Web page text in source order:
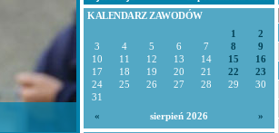
KALENDARZ ZAWODÓW
1
2
3
4 5 6 7 8
9
10
11 12 13 14 15
16
17
18 19 20 21 22
23
24
25 26 27 28 29
30
31
«
sierpień 2026 »